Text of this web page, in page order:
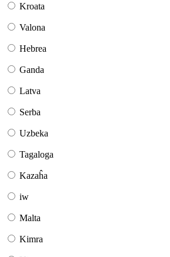
Kroata
Valona
Hebrea
Ganda
Latva
Serba
Uzbeka
Tagaloga
Kazaĥa
iw
Malta
Kimra